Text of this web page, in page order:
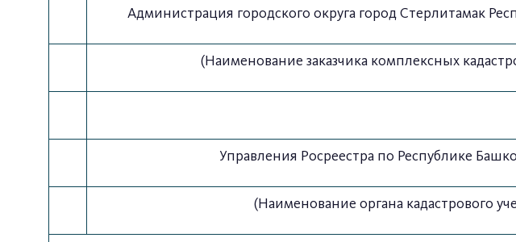
Администрация городского округа город Стерлитамак
(Наименование заказчика комплексных
Управления Росреестра по Республике
(Наименование органа кадастрового